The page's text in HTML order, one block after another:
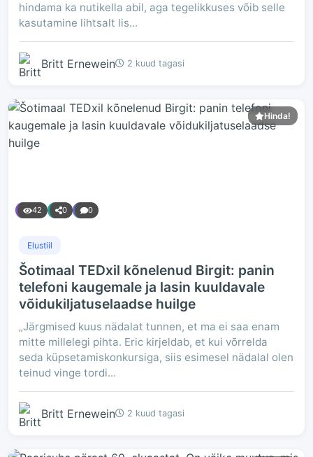
hindama ka nutikella abil, aga tegelikkuses võib selle
kasutamine lihtsalt lis...
Britt Ernewein 2 kuud tagasi
Hinda!
42 0 0
Elustiil
Šotimaal TEDxil kõnelenud Birgit: panin
telefoni kaugemale ja lasin kuuldavale
võidukiljatuselaadse huilge
„Järgmised kuus nädalat tunnen, et ma ei saa enam
mitte millelegi pihta. Eric kirjeldab, et kui võrrelda
seda küpsetamiskonkursiga, siis esimesel nädalal olen
teinud vinge tordi...
Britt Ernewein 2 kuud tagasi